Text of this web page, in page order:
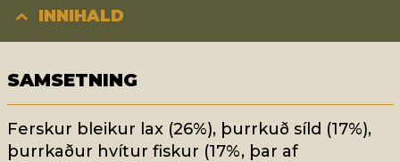
INNIHALD
SAMSETNING
Ferskur bleikur lax (26%), þurrkuð síld (17%),
þurrkaður hvítur fiskur (17%, þar af